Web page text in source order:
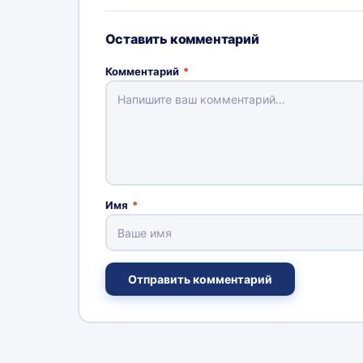
Оставить комментарий
Комментарий *
Имя *
Отправить комментарий